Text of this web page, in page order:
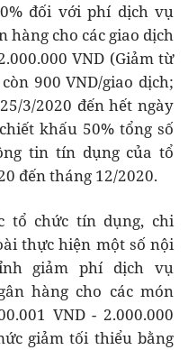
đối với phí dịch vụ
hàng cho các giao dịch
VND (Giảm từ
900 VND/giao dịch;
3/2020 đến hết ngày
khấu 50% tổng số
tin tín dụng của tổ
đến tháng 12/2020.
tổ chức tín dụng, chi
thực hiện một số nội
giảm phí dịch vụ
hàng cho các món
VND - 2.000.000
giảm tối thiểu bằng